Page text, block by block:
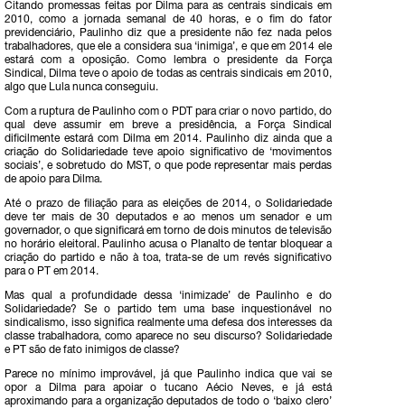
Citando promessas feitas por Dilma para as centrais sindicais em
2010, como a jornada semanal de 40 horas, e o fim do fator
previdenciário, Paulinho diz que a presidente não fez nada pelos
trabalhadores, que ele a considera sua ‘inimiga’, e que em 2014 ele
estará com a oposição. Como lembra o presidente da Força
Sindical, Dilma teve o apoio de todas as centrais sindicais em 2010,
algo que Lula nunca conseguiu.
Com a ruptura de Paulinho com o PDT para criar o novo partido, do
qual deve assumir em breve a presidência, a Força Sindical
dificilmente estará com Dilma em 2014. Paulinho diz ainda que a
criação do Solidariedade teve apoio significativo de ‘movimentos
sociais’, e sobretudo do MST, o que pode representar mais perdas
de apoio para Dilma.
Até o prazo de filiação para as eleições de 2014, o Solidariedade
deve ter mais de 30 deputados e ao menos um senador e um
governador, o que significará em torno de dois minutos de televisão
no horário eleitoral. Paulinho acusa o Planalto de tentar bloquear a
criação do partido e não à toa, trata-se de um revés significativo
para o PT em 2014.
Mas qual a profundidade dessa ‘inimizade’ de Paulinho e do
Solidariedade? Se o partido tem uma base inquestionável no
sindicalismo, isso significa realmente uma defesa dos interesses da
classe trabalhadora, como aparece no seu discurso? Solidariedade
e PT são de fato inimigos de classe?
Parece no mínimo improvável, já que Paulinho indica que vai se
opor a Dilma para apoiar o tucano Aécio Neves, e já está
aproximando para a organização deputados de todo o ‘baixo clero’